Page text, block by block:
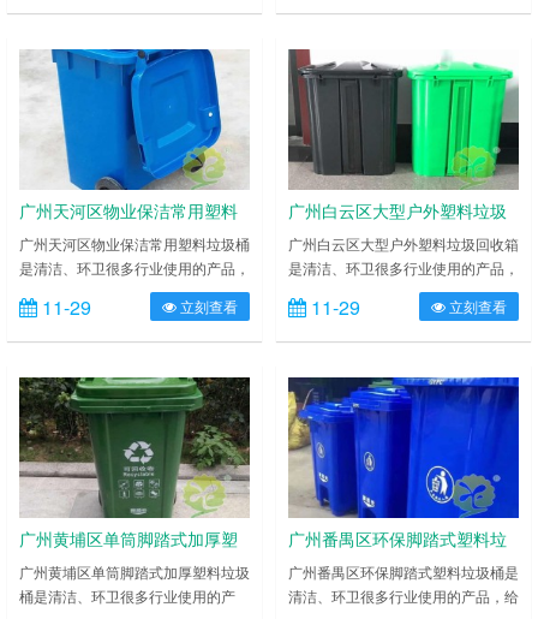
生活中是无处不在的一种环保产品，
用，其中 66%是铁皮、木制的垃圾
桶，可特循环利用的塑料垃圾桶只占
30%塑料垃圾桶还存在很大的使用
空间。那么塑料垃圾桶的材质一般是
什么呢？ 广州荔湾区物业小区
不在的一种环保产品，在 中国大约
66%是铁皮、木制的垃圾桶，可特
循环利用的塑料垃圾桶只占 30%塑
料垃圾桶还存在很大的使用空间。那
么塑料垃圾桶的材质一般是什么呢？
广州海珠区分类塑料垃圾桶采用的
材……
广州天河区物业保洁常用塑料
垃圾桶厂家
广州天河区物业保洁常用塑料垃圾桶
是清洁、环卫很多行业使用的产品，
给城市、小区卫生、各类公共场所带
来清洁、卫生和环保。它在现实生活
中是无处不在的一种环保产品，在
用，其中 66%是铁皮、木制的垃圾
桶，可特循环利用的塑料垃圾桶只占
30%塑料垃圾桶还存在很大的使用
空间。那么塑料垃圾桶的材质一般是
什么呢？ 广州天河区物业保洁常用
11-29 立刻查看
广州白云区大型户外塑料垃圾
回收箱工厂直销
广州白云区大型户外塑料垃圾回收箱
是清洁、环卫很多行业使用的产品，
给城市、小区卫生、各类公共场所带
来清洁、卫生和环保。它在现实生活
中是无处不在的一种环保产品，在
用，其中 66%是铁皮、木制的垃圾
桶，可特循环利用的塑料垃圾桶只占
30%塑料垃圾桶还存在很大的使用
空间。那么塑料垃圾桶的材质一般是
什么呢？ 广州白云区大型户外塑料
垃……
11-29 立刻查看
广州黄埔区单筒脚踏式加厚塑
料垃圾桶供应商
广州黄埔区单筒脚踏式加厚塑料垃圾
桶是清洁、环卫很多行业使用的产
广州番禺区环保脚踏式塑料垃
圾桶直销
广州番禺区环保脚踏式塑料垃圾桶是
清洁、环卫很多行业使用的产品，给